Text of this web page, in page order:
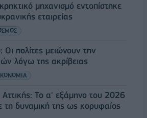
μηχανισμό εντοπίστηκε
εταιρείας
Οι πολίτες μειώνουν την
λόγω της ακρίβειας
Το α' εξάμηνο του 2026
τη δυναμική της ως κορυφαίος